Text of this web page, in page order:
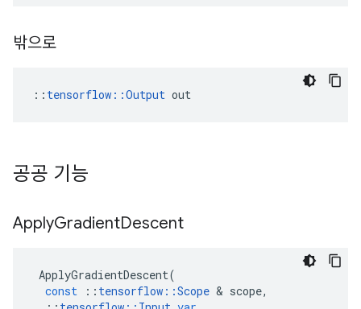
밖으로
:: tensorflow::Output out
공공 기능
ApplyGradientDescent
ApplyGradientDescent(
const
:: tensorflow ::Scope & scope,